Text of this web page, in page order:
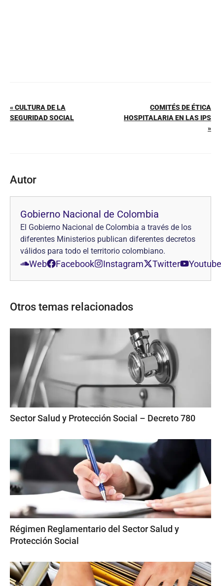
« CULTURA DE LA
SEGURIDAD SOCIAL
COMITÉS DE ÉTICA
HOSPITALARIA EN LAS IPS
»
Autor
Gobierno Nacional de Colombia
El Gobierno Nacional de Colombia a través de los
diferentes Ministerios publican diferentes decretos
válidos para todo el territorio colombiano.
Web Facebook Instagram Twitter Youtube
Otros temas relacionados
Sector Salud y Protección Social – Decreto 780
Régimen Reglamentario del Sector Salud y
Protección Social